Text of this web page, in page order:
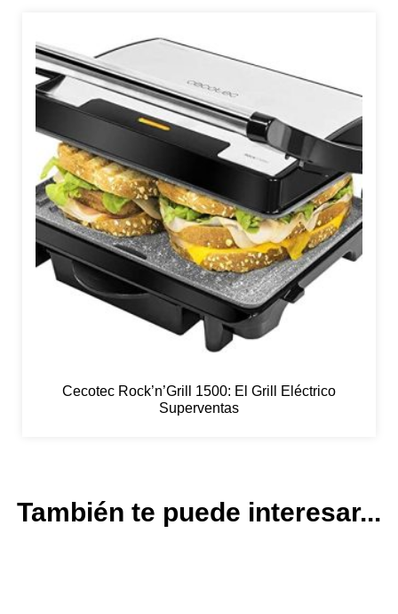
Cecotec Rock’n’Grill 1500: El Grill Eléctrico
Superventas
También te puede interesar...